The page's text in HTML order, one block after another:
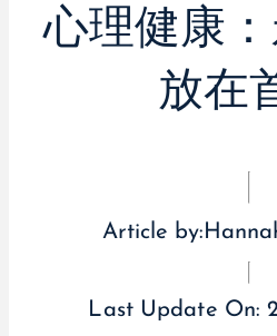
心理健康
放在
Article by:
Last Update On: